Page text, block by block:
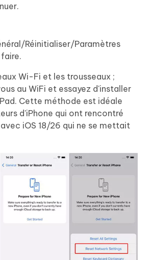
Réinitialiser/Paramètres
Wi-Fi et les trousseaux ;
au WiFi et essayez d'installer
Cette méthode est idéale
d'iPhone qui ont rencontré
iOS 18/26 qui ne se mettait